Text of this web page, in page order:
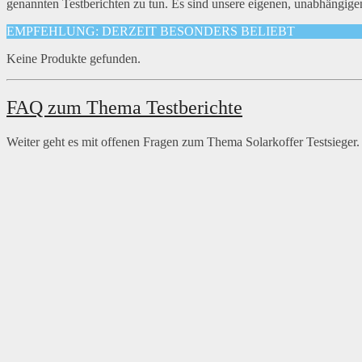
genannten Testberichten zu tun. Es sind unsere eigenen,
EMPFEHLUNG: DERZEIT BESONDERS BELIEBT
Keine Produkte gefunden.
FAQ zum Thema Testberichte
Weiter geht es mit offenen Fragen zum Thema Solarkoffer Testsieger.